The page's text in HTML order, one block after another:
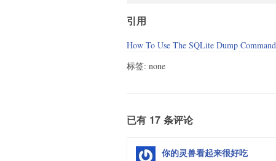
引用
How To Use The SQLite Dump Command
标签: none
已有 17 条评论
你的灵兽看起来很好吃